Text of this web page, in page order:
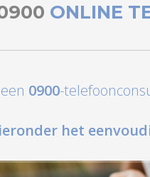
ONLINE
0900-
het